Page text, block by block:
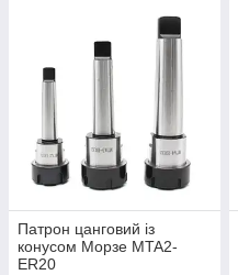
Патрон цанговий із
конусом Морзе MTA2-
ER20